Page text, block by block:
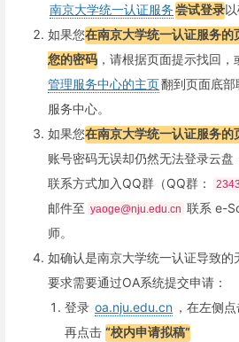
南京大学统一认证服务尝试登录
如果您在南京大学统一认证服务的
您的密码 ，请根据页面提示找回，
管理服务中心的主页翻到页面底
服务中心。
如果您在南京大学统一认证服务的
账号密码无误却仍然无法登录云盘
联系方式加入QQ群（QQ群：
邮件至 yaoge@nju.edu.cn 联系 e-
师。
如确认是南京大学统一认证导致的
要求需要通过OA系统提交申请：
登录 oa.nju.edu.cn ，在左侧
再点击“校内申请拟稿”